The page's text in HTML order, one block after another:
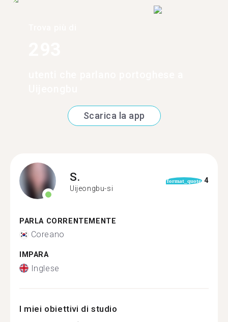
Scarica la app
S.
Uijeongbu-si
format_quote 4
PARLA CORRENTEMENTE
Coreano
IMPARA
Inglese
I miei obiettivi di studio